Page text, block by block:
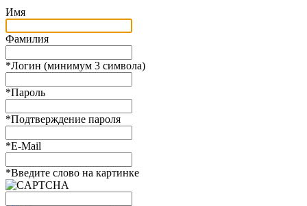
Имя
Фамилия
*Логин (минимум 3 символа)
*Пароль
*Подтверждение пароля
*E-Mail
*Введите слово на картинке